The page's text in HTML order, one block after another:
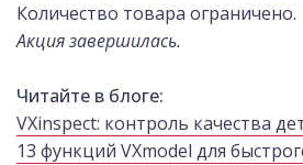
Количество товара ограничено.
Акция завершилась.
Читайте в блоге:
VXinspect: контроль качества
13 функций VXmodel для